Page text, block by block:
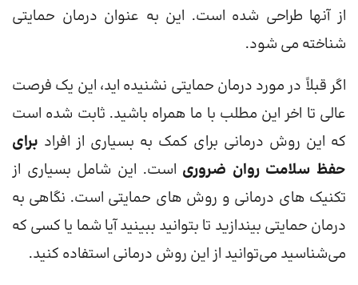
از آنها طراحی شده است. این به عنوان درمان حمایتی
شناخته می شود.
اگر قبلاً در مورد درمان حمایتی نشنیده اید، این یک فرصت
عالی تا اخر این مطلب با ما همراه باشید. ثابت شده است
که این روش درمانی برای کمک به بسیاری از افراد برای
حفظ سلامت روان ضروری است. این شامل بسیاری از
تکنیک های درمانی و روش های حمایتی است. نگاهی به
درمان حمایتی بیندازید تا بتوانید ببینید آیا شما یا کسی که
می‌شناسید می‌توانید از این روش درمانی استفاده کنید.